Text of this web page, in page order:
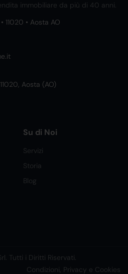
immobiliare da più di 40 anni.
11020 • Aosta AO
Aosta (AO)
Su di Noi
Servizi
Storia
Blog
Tutti i Diritti Riservati.
Condizioni, Privacy e Cookies